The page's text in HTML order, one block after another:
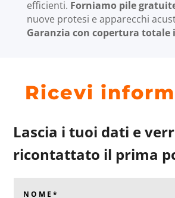
efficienti. Forniamo pile
nuove protesi e apparecchi
Garanzia con copertura totale
Ricevi
Lascia i tuoi dati e
ricontattato il prima